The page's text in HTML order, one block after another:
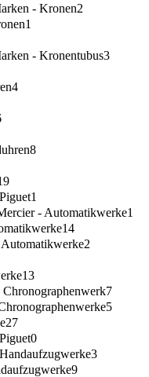
- Kronen2
1
- Kronentubus3
4
8
1
- Automatikwerke1
14
2
13
7
5
27
0
3
9